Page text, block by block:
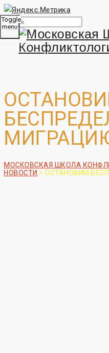
Toggle
menu
МОСКОВСКАЯ ШКОЛА
НОВОСТИ > ОСТАНОВИМ